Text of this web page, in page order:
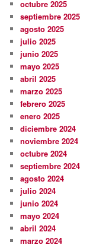
octubre 2025
septiembre 2025
agosto 2025
julio 2025
junio 2025
mayo 2025
abril 2025
marzo 2025
febrero 2025
enero 2025
diciembre 2024
noviembre 2024
octubre 2024
septiembre 2024
agosto 2024
julio 2024
junio 2024
mayo 2024
abril 2024
marzo 2024